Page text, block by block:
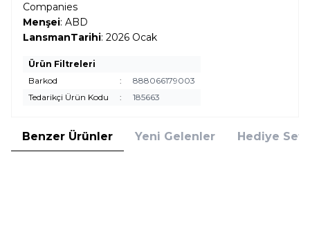
Companies
Menşei: ABD
LansmanTarihi: 2026 Ocak
Ürün Filtreleri
Barkod
:
888066179003
Tedarikçi Ürün Kodu
: 185663
Benzer Ürünler Yeni Gelenler Hediye